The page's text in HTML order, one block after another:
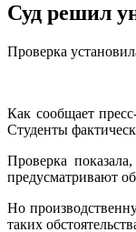
Суд решил
Проверка
Как сообщает
Студенты
Проверка
предусматривают
Но
таких